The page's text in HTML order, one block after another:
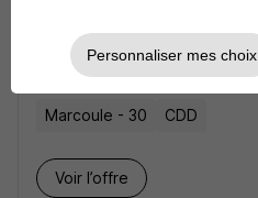
Protéomique H/F
Marcoule - 30 CDD
Voir l’offre
Personnaliser mes choix